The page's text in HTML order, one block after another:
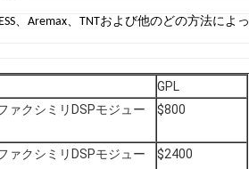
、Aremax、TNTおよび他のどの方法によっ
GPL
ァクシミリDSPモジュー
$800
ァクシミリDSPモジュー
$2400